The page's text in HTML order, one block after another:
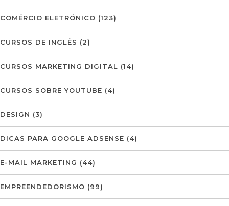
COMÉRCIO ELETRÓNICO (123)
CURSOS DE INGLÊS (2)
CURSOS MARKETING DIGITAL (14)
CURSOS SOBRE YOUTUBE (4)
DESIGN (3)
DICAS PARA GOOGLE ADSENSE (4)
E-MAIL MARKETING (44)
EMPREENDEDORISMO (99)